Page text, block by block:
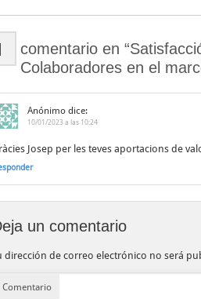
una
comentario en
Colaboradores en el
Anónimo dice:
10/01/2023 a las 10:24
Josep per les teves aportacions de
un comentario
dirección de correo electrónico no será
Comentario